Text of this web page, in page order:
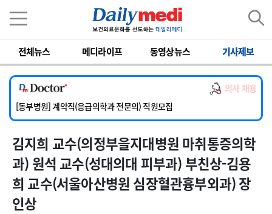
전체뉴스 메디라이프 동영상뉴스 기사제보
의사 채용
[서울아산병원] 2026년 하반기 인턴 모집
[영남대학교의료원] 마취통증의학과 임기제 임상의사 채용
[충남대학교병원] 소아청소년과(소아응급전담) 계약직 의사 공개채용
[동부병원] 계약직(응급의학과 전문의) 직원모집
[이대목동병원] 하반기 전공의(레지던트1년차) 모집
[서울아산병원] 2026년 하반기 인턴 모집
[영남대학교의료원] 마취통증의학과 임기제 임상의사 채용
김지희 교수(의정부을지대병원 마취통증의학
과) 원석 교수(성대의대 피부과) 부친상-김용
희 교수(서울아산병원 심장혈관흉부외과) 장
인상